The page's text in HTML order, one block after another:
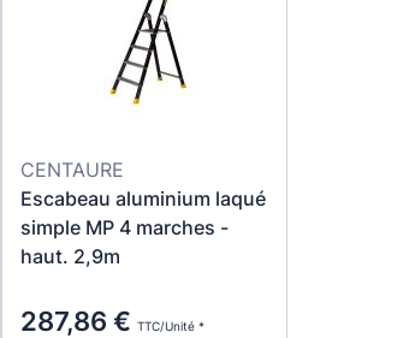
CENTAURE
Escabeau aluminium laqué
simple MP 4 marches -
haut. 2,9m
287,86 € TTC/Unité *